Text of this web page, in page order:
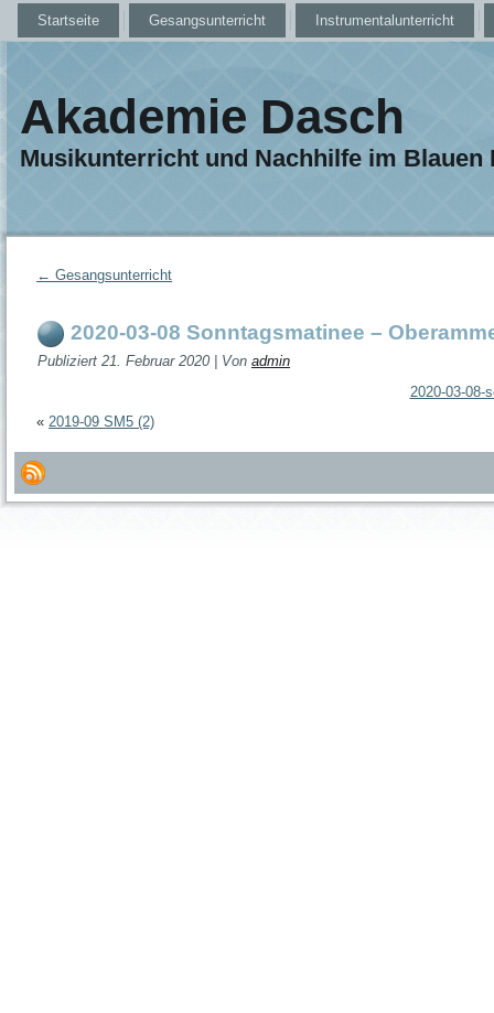
Startseite Gesangsunterricht Instrumentalunterricht
Akademie Dasch
Musikunterricht und Nachhilfe im Blauen
← Gesangsunterricht
2020-03-08 Sonntagsmatinee –
Publiziert 21. Februar 2020 Von admin
2020-03-08-
« 2019-09 SM5 (2)